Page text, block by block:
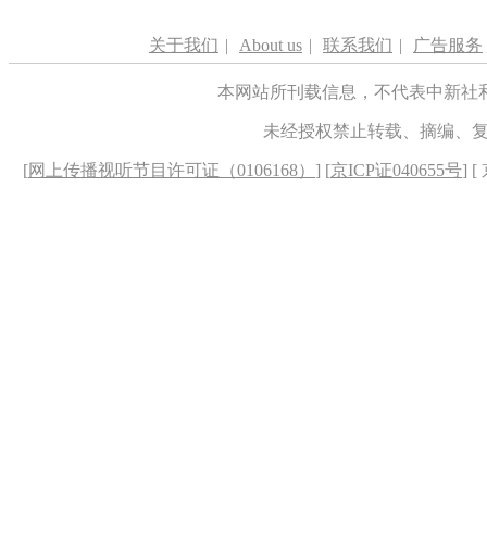
关于我们 | About us | 联系我们 | 广告服务
本网站所刊载信息，不代表中新
未经授权禁止转载、摘编、
[网上传播视听节目许可证（0106168） ] [京ICP证040655号] [